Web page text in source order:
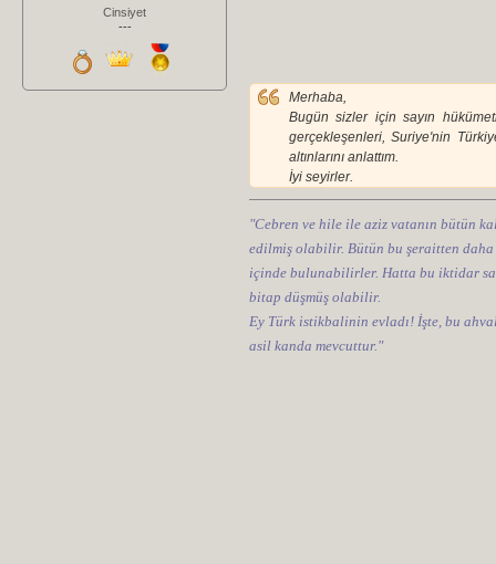
Cinsiyet
---
Merhaba,
Bugün sizler için sayın
gerçekleşenleri, Suriye'nin
altınlarını anlattım.
İyi seyirler.
"Cebren ve hile ile aziz vatanın bütün
edilmiş olabilir. Bütün bu şeraitten
içinde bulunabilirler. Hatta bu iktidar
bitap düşmüş olabilir.
Ey Türk istikbalinin evladı! İşte, bu
asil kanda mevcuttur."